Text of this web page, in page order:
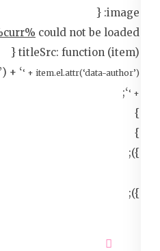
image: {
could not be loaded.’,
titleSrc: function (item) {
+ ‘‘ + item.el.attr(‘data-author’)
+ ‘
‘;
}
}
});
});
